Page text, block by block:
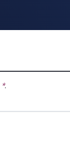
*.